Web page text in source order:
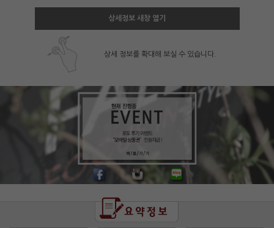
상세정보 새창 열기
상세 정보를 확대해 보실 수 있습니다.